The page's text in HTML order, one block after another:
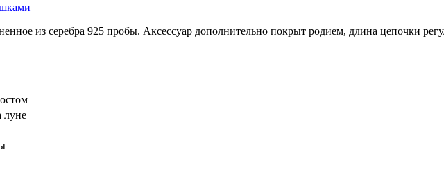
из серебра 925 пробы. Аксессуар дополнительно покрыт родием, длина цепочки
луне